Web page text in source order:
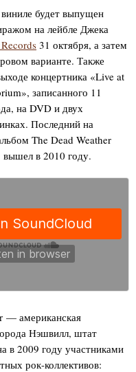
будет выпущен
на лейбле Джека
31 октября, а затем
варианте. Также
концертника «Live at
записанного 11
на DVD и двух
Последний на
The Dead Weather
вышел в 2010 году.
— американская
Нэшвилл, штат
в 2009 году участниками
рок-коллективов: